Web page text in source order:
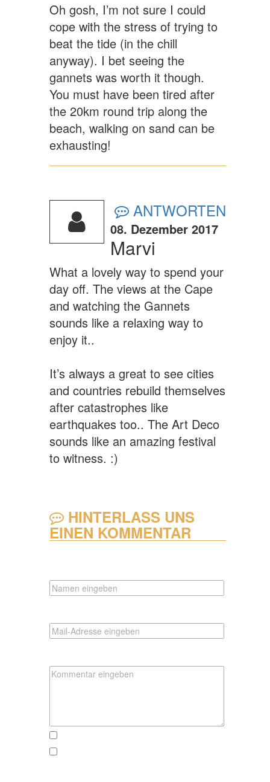
Oh gosh, I’m not sure I could
cope with the stress of trying to
beat the tide (in the chill
anyway). I bet seeing the
gannets was worth it though.
You must have been tired after
the 20km round trip along the
beach, walking on sand can be
exhausting!
ANTWORTEN
08. Dezember 2017
Marvi
What a lovely way to spend your
day off. The views at the Cape
and watching the Gannets
sounds like a relaxing way to
enjoy it..
It’s always a great to see cities
and countries rebuild themselves
after catastrophes like
earthquakes too.. The Art Deco
sounds like an amazing festival
to witness. :)
HINTERLASS UNS
EINEN KOMMENTAR